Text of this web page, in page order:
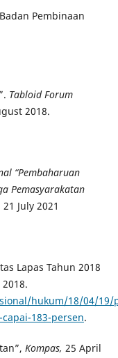
Pembinaan
Tabloid Forum
2018.
“Pembaharuan
Pemasyarakatan
July 2021
Lapas Tahun 2018
hukum/18/04/19/
183-persen.
Kompas, 25 April